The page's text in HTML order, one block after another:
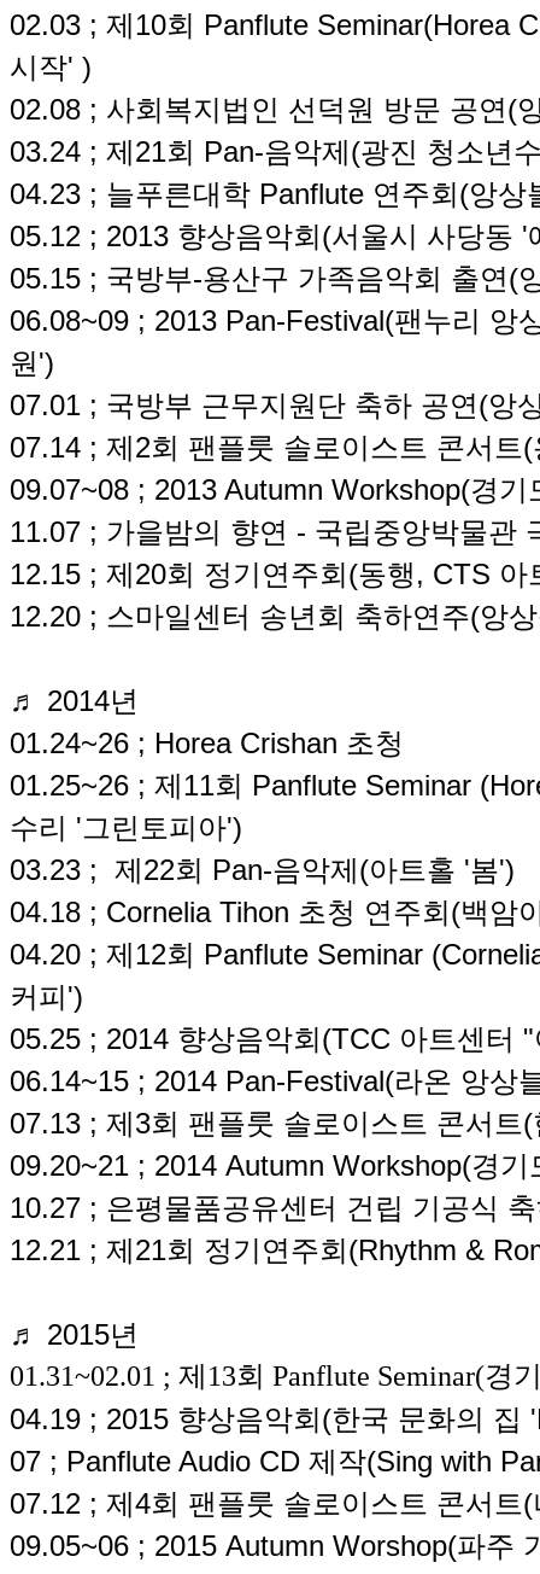
02.03 ; 제10회 Panflute Seminar(Horea
시작' )
02.08 ; 사회복지법인 선덕원 방문 공연(
03.24 ; 제21회 Pan-음악제(광진 청소년
04.23 ; 늘푸른대학 Panflute 연주회(앙상
05.12 ; 2013 향상음악회(서울시 사당동 '
05.15 ; 국방부-용산구 가족음악회 출연(
06.08~09 ; 2013 Pan-Festival(팬누리 앙
원')
07.01 ; 국방부 근무지원단 축하 공연(앙
07.14 ; 제2회 팬플룻 솔로이스트 콘서트
09.07~08 ; 2013 Autumn Workshop(경
11.07 ; 가을밤의 향연 - 국립중앙박물관
12.15 ; 제20회 정기연주회(동행, CTS 아
12.20 ; 스마일센터 송년회 축하연주(앙
♬ 2014년
01.24~26 ; Horea Crishan 초청
01.25~26 ; 제11회 Panflute Seminar
수리 '그린토피아')
03.23 ; 제22회 Pan-음악제(아트홀 '봄')
04.18 ; Cornelia Tihon 초청 연주회(백암
04.20 ; 제12회 Panflute Seminar
커피')
05.25 ; 2014 향상음악회(TCC 아트센터
06.14~15 ; 2014 Pan-Festival(라온 앙상
07.13 ; 제3회 팬플룻 솔로이스트 콘서
09.20~21 ; 2014 Autumn Workshop(경
10.27 ; 은평물품공유센터 건립 기공식
12.21 ; 제21회 정기연주회(Rhythm &
♬ 2015년
01.31~02.01 ; 제13회 Panflute Seminar(경
04.19 ; 2015 향상음악회(한국 문화의 집
07 ; Panflute Audio CD 제작(Sing with
07.12 ; 제4회 팬플룻 솔로이스트 콘서트(
09.05~06 ; 2015 Autumn Worshop(파주